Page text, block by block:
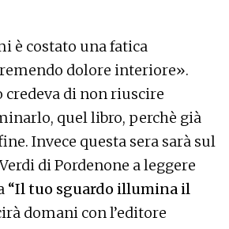
è costato una fatica
dolore interiore».
credeva di non riuscire
quel libro, perchè già
Invece questa sera sarà sul
di Pordenone a leggere
“Il tuo sguardo illumina il
domani con l’editore